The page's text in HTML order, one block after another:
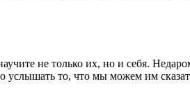
не только их, но и себя.
услышать то, что мы можем им